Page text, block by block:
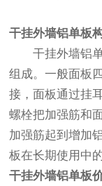
干挂外墙铝单板
干挂外墙铝
组成。一般面板
接，面板通过挂
螺栓把加强筋和
加强筋起到增加
板在长期使用中
干挂外墙铝单板